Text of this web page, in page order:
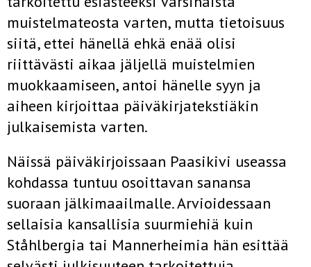
muistelmateosta varten, mutta tietoisuus
siitä, ettei hänellä ehkä enää olisi
riittävästi aikaa jäljellä muistelmien
muokkaamiseen, antoi hänelle syyn ja
aiheen kirjoittaa päiväkirjatekstiäkin
julkaisemista varten.
Näissä päiväkirjoissaan Paasikivi useassa
kohdassa tuntuu osoittavan sanansa
suoraan jälkimaailmalle. Arvioidessaan
sellaisia kansallisia suurmiehiä kuin
Ståhlbergia tai Mannerheimia hän esittää